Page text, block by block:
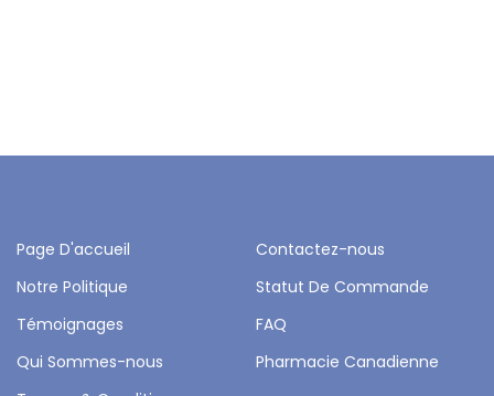
Page D'accueil
Contactez-nous
Notre Politique
Statut De Commande
Témoignages
FAQ
Qui Sommes-nous
Pharmacie Canadienne